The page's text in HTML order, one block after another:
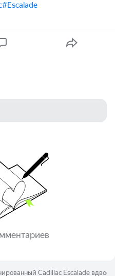
#Escalade
Cadillac Escalade вдвое